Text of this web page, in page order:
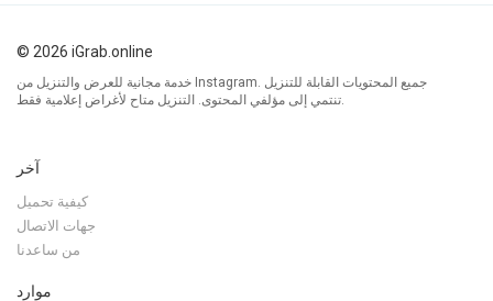
© 2026 iGrab.online
خدمة مجانية للعرض والتنزيل من Instagram. جميع المحتويات القابلة للتنزيل
آخر
كيفية تحميل
جهات الاتصال
من ساعدنا
موارد